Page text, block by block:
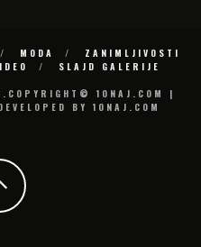
MODA
ZANIMLJIVOSTI
SLAJD GALERIJE
10NAJ.COM |
BY 10NAJ.COM